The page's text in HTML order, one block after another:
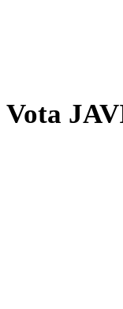
Vota